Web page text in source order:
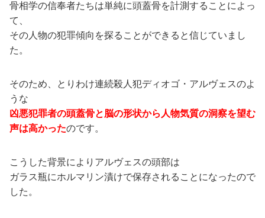
骨相学の信奉者たちは単純に頭蓋骨を計測することによっ
て、
その人物の犯罪傾向を探ることができると信じていまし
た。
そのため、とりわけ連続殺人犯ディオゴ・アルヴェスのよ
うな
凶悪犯罪者の頭蓋骨と脳の形状から人物気質の洞察を望む
声は高かったのです。
こうした背景によりアルヴェスの頭部は
ガラス瓶にホルマリン漬けで保存されることになったので
した。